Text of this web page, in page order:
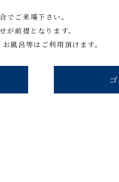
ご来場下さい。
前提となります。
風呂等はご利用頂けます。